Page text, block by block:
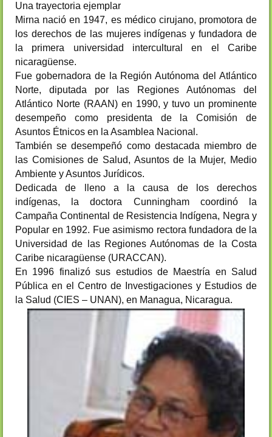
Una trayectoria ejemplar
Mirna nació en 1947, es médico cirujano, promotora de
los derechos de las mujeres indígenas y fundadora de
la primera universidad intercultural en el Caribe
nicaragüense.
Fue gobernadora de la Región Autónoma del Atlántico
Norte, diputada por las Regiones Autónomas del
Atlántico Norte (RAAN) en 1990, y tuvo un prominente
desempeño como presidenta de la Comisión de
Asuntos Étnicos en la Asamblea Nacional.
También se desempeñó como destacada miembro de
las Comisiones de Salud, Asuntos de la Mujer, Medio
Ambiente y Asuntos Jurídicos.
Dedicada de lleno a la causa de los derechos
indígenas, la doctora Cunningham coordinó la
Campaña Continental de Resistencia Indígena, Negra y
Popular en 1992. Fue asimismo rectora fundadora de la
Universidad de las Regiones Autónomas de la Costa
Caribe nicaragüense (URACCAN).
En 1996 finalizó sus estudios de Maestría en Salud
Pública en el Centro de Investigaciones y Estudios de
la Salud (CIES – UNAN), en Managua, Nicaragua.